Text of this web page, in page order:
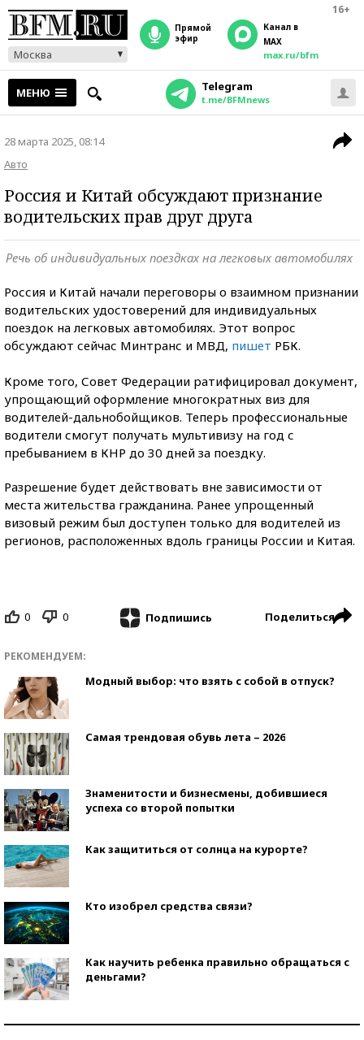
16+
Москва
прямой
эфир
Канал в
MAX
max.ru/bfm
МЕНЮ Telegram
t.me/BFMnews
28 марта 2025, 08:14
Авто
Россия и Китай обсуждают признание
водительских прав друг друга
Речь об индивидуальных поездках на легковых автомобилях
Россия и Китай начали переговоры о взаимном признании
водительских удостоверений для индивидуальных
поездок на легковых автомобилях. Этот вопрос
обсуждают сейчас Минтранс и МВД, пишет РБК.
Кроме того, Совет Федерации ратифицировал документ,
упрощающий оформление многократных виз для
водителей-дальнобойщиков. Теперь профессиональные
водители смогут получать мультивизу на год с
пребыванием в КНР до 30 дней за поездку.
Разрешение будет действовать вне зависимости от
места жительства гражданина. Ранее упрощенный
визовый режим был доступен только для водителей из
регионов, расположенных вдоль границы России и Китая.
0 0 Подпишись Поделиться
РЕКОМЕНДУЕМ:
Модный выбор: что взять с собой в отпуск?
Самая трендовая обувь лета – 2026
Знаменитости и бизнесмены, добившиеся
успеха со второй попытки
Как защититься от солнца на курорте?
Кто изобрел средства связи?
Как научить ребенка правильно обращаться с
деньгами?